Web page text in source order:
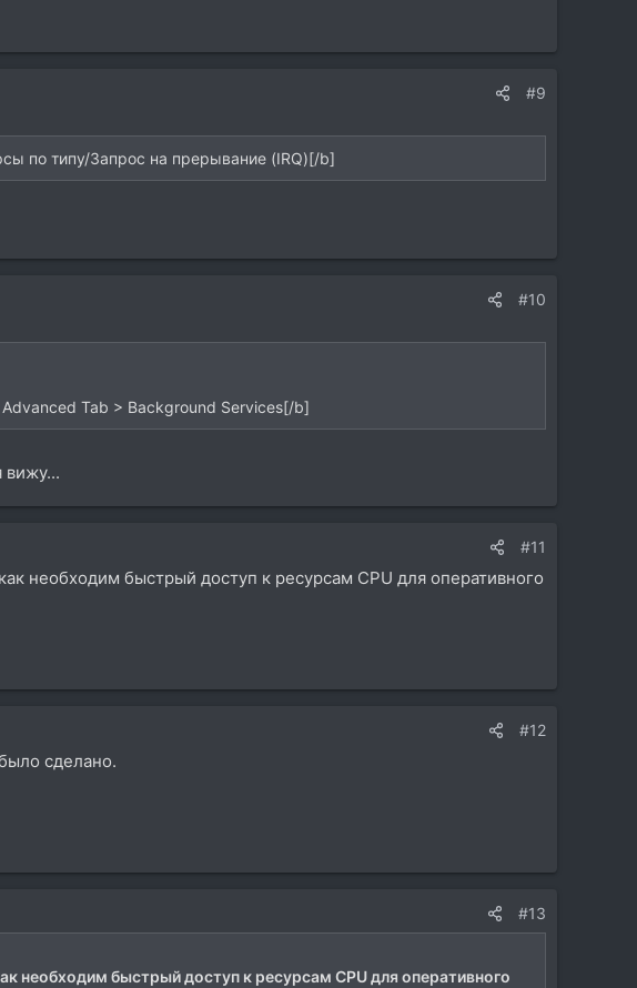
#9
по типу/Запрос на прерывание (IRQ)[/b]
#10
Tab > Background Services[/b]
вижу...
#11
необходим быстрый доступ к ресурсам CPU для оперативного
#12
сделано.
#13
необходим быстрый доступ к ресурсам CPU для оперативного